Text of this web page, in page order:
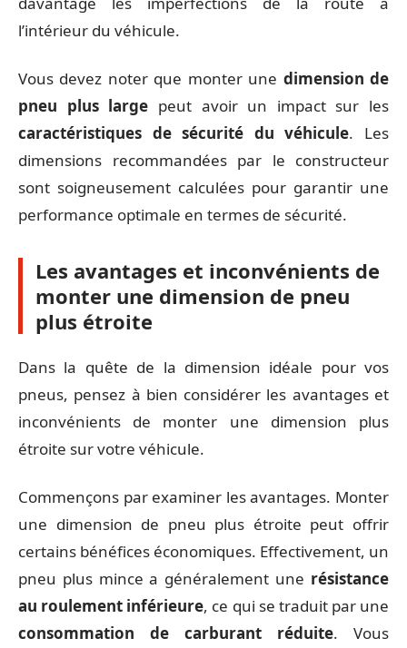
l’intérieur du véhicule.
Vous devez noter que monter une dimension de
pneu plus large peut avoir un impact sur les
caractéristiques de sécurité du véhicule. Les
dimensions recommandées par le constructeur
sont soigneusement calculées pour garantir une
performance optimale en termes de sécurité.
Les avantages et inconvénients de
monter une dimension de pneu
plus étroite
Dans la quête de la dimension idéale pour vos
pneus, pensez à bien considérer les avantages et
inconvénients de monter une dimension plus
étroite sur votre véhicule.
Commençons par examiner les avantages. Monter
une dimension de pneu plus étroite peut offrir
certains bénéfices économiques. Effectivement, un
pneu plus mince a généralement une résistance
au roulement inférieure, ce qui se traduit par une
consommation de carburant réduite. Vous